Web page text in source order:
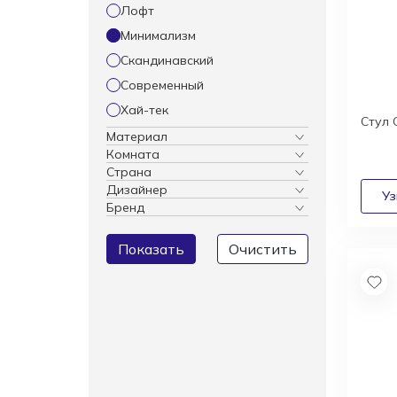
Лофт
Минимализм
Скандинавский
Современный
Хай-тек
Материал
Комната
Страна
Дизайнер
Бренд
Показать
Стул